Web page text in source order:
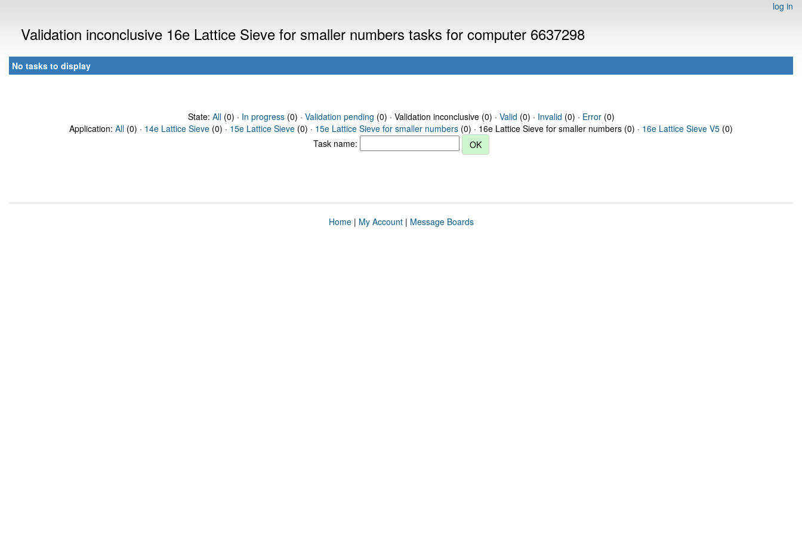
log in
Validation inconclusive 16e Lattice Sieve for smaller numbers tasks for computer 6637298
No tasks to display
State: All(0) · In progress(0) · Validation pending (0) · Validation inconclusive (0) · Valid (0) · Invalid (0) · Error(0)
Application: All (0) · 14e Lattice Sieve (0) · 15e Lattice Sieve (0) · 15e Lattice Sieve for smaller numbers (0) · 16e Lattice Sieve for smaller numbers (0) · 16e Lattice Sieve V5 (0)
Task name:
Home| My Account| Message Boards